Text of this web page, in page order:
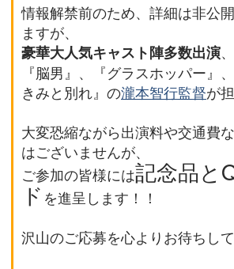
情報解禁前のため、詳細は非公
ますが、
豪華大人気キャスト陣多数出演
『脳男』、『グラスホッパー』
きみと別れ』の瀧本智行監督が
大変恐縮ながら出演料や交通費
はございませんが、
ご参加の皆様には記念品と
ド を進呈します！！
沢山のご応募を心よりお待ちし